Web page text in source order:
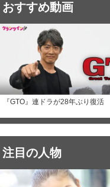
おすすめ動画
『GTO』連ドラが28年ぶり復活
注目の人物